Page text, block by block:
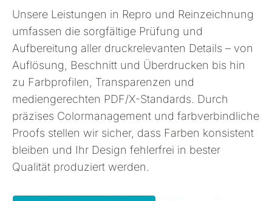
Unsere Leistungen in Repro und Reinzeichnung
umfassen die sorgfältige Prüfung und
Aufbereitung aller druckrelevanten Details – von
Auflösung, Beschnitt und Überdrucken bis hin
zu Farbprofilen, Transparenzen und
mediengerechten PDF/X-Standards. Durch
präzises Colormanagement und farbverbindliche
Proofs stellen wir sicher, dass Farben konsistent
bleiben und Ihr Design fehlerfrei in bester
Qualität produziert werden.